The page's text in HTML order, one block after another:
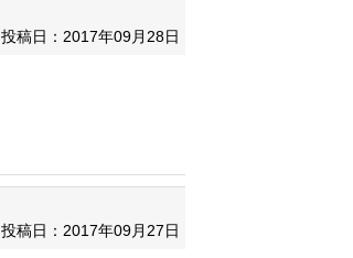
投稿日：2017年09月28日
投稿日：2017年09月27日